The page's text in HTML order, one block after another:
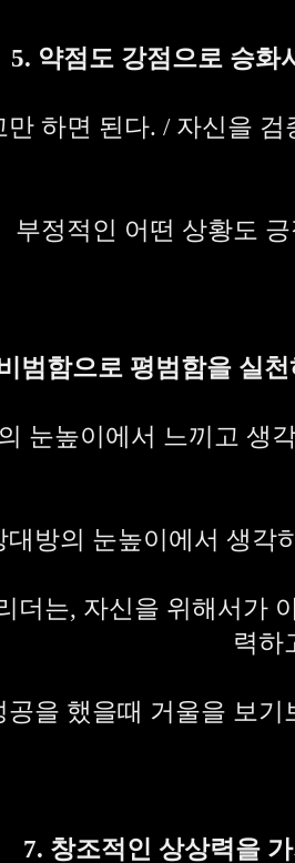
5. 약점도 강점으로 승화
만 하면 된다. / 자신을
부정적인 어떤 상황도
범함으로 평범함을 실
눈높이에서 느끼고 생
대방의 눈높이에서 생각
더는, 자신을 위해서가
력하
공을 했을때 거울을 보
7. 창조적인 상상력을